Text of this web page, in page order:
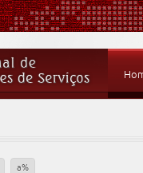
a%